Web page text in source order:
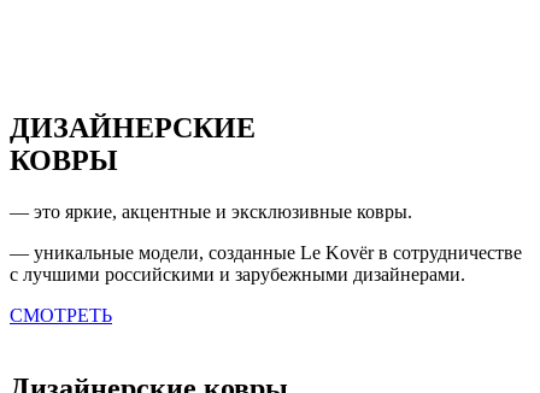
ДИЗАЙНЕРСКИЕ
КОВРЫ
— это яркие, акцентные и эксклюзивные ковры.
— уникальные модели, созданные Le Kovёr в сотрудничестве
с лучшими российскими и зарубежными дизайнерами.
СМОТРЕТЬ